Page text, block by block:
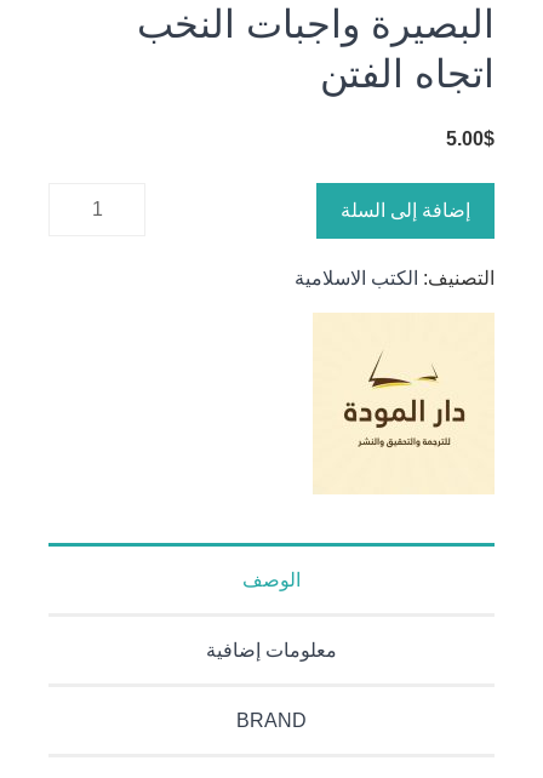
البصيرة واجبات النخب
اتجاه الفتن
5.00$
إضافة إلى السلة
التصنيف: الكتب الاسلامية
الوصف
معلومات إضافية
BRAND